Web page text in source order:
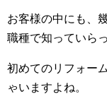
お客様の中にも、
職種で知っていら
初めてのリフォー
ゃいますよね。